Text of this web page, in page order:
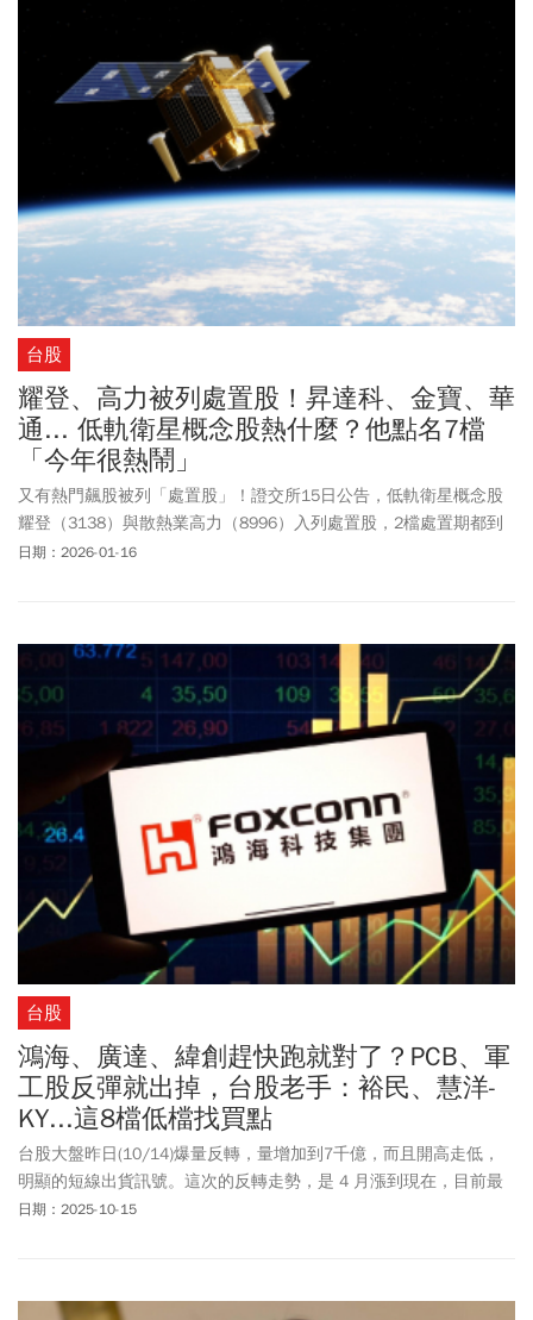
氣，股價一路狂飆，最終亮燈漲停鎖死在59.50元，排隊委買張數高
達近6萬張。友達也在衛星應用題材助攻下，直接衝上漲停板15.15
元，成交量爆出逾19萬張，群創也直奔漲停，以23元作收。IC設計
龍頭聯發科(2454)則因為市場普遍預期法說會將釋出AI手機晶片的重
磅利多，買盤提前卡位，撐起大盤一片天，終場收在1800元整數大
關。此外，PCB股王台光電(2383)盤踞AI和低軌衛星兩大市場，開盤
大漲逾9%，一路飆到2040元新天價、漲幅高達9.97%，成為首檔登
上2000元大關的PCB個股。今日市值達7309.75億元，擠入台股市值
前15名。
台股
耀登、高力被列處置股！昇達科、金寶、華
通... 低軌衛星概念股熱什麼？他點名7檔
「今年很熱鬧」
又有熱門飆股被列「處置股」！證交所15日公告，低軌衛星概念股
耀登（3138）與散熱業高力（8996）入列處置股，2檔處置期都到
1/29為止。耀登股價連漲6日，週五（1/16）以153元開出、盤中最
日期：2026-01-16
台股
鴻海、廣達、緯創趕快跑就對了？PCB、軍
工股反彈就出掉，台股老手：裕民、慧洋-
KY...這8檔低檔找買點
台股大盤昨日(10/14)爆量反轉，量增加到7千億，而且開高走低，
明顯的短線出貨訊號。這次的反轉走勢，是 4 月漲到現在，目前最
凶的一次。
日期：2025-10-15